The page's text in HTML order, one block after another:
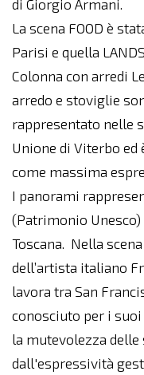
di Giorgio Armani.
La scena FOOD è
Parisi e quella
Colonna con arredi
arredo e stoviglie
rappresentato nelle
Unione di Viterbo ed
come massima
I panorami
(Patrimonio Unesco)
Toscana. Nella
dell’artista italiano
lavora tra San
conosciuto per i
la mutevolezza delle
dall'espressività